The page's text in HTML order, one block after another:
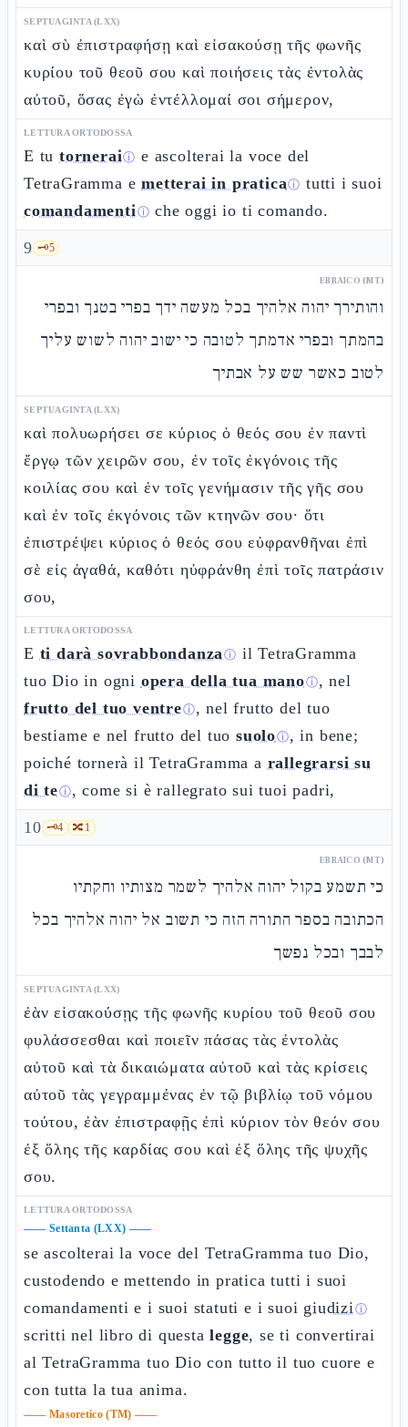
SEPTUAGINTA (LXX)
καὶ σὺ ἐπιστραφήσῃ καὶ εἰσακούσῃ τῆς φωνῆς
κυρίου τοῦ θεοῦ σου καὶ ποιήσεις τὰς ἐντολὰς
αὐτοῦ, ὅσας ἐγὼ ἐντέλλομαί σοι σήμερον,
LETTURA ORTODOSSA
E tu torneraiⓘ e ascolterai la voce del
TetraGramma emetterai in praticaⓘ tutti i suoi
comandamentiⓘ che oggi io ti comando.
9 🗝️5
EBRAICO (MT)
והותירך יהוה אלהיך בכל מעשה ידך בפרי בטנך ובפרי
בהמתך ובפרי אדמתך לטובה כי ישוב יהוה לשוש עליך
לטוב כאשר שש על אבתיך
SEPTUAGINTA (LXX)
καὶ πολυωρήσει σε κύριος ὁ θεός σου ἐν παντὶ
ἔργῳ τῶν χειρῶν σου, ἐν τοῖς ἐκγόνοις τῆς
κοιλίας σου καὶ ἐν τοῖς γενήμασιν τῆς γῆς σου
καὶ ἐν τοῖς ἐκγόνοις τῶν κτηνῶν σου· ὅτι
ἐπιστρέψει κύριος ὁ θεός σου εὐφρανθῆναι ἐπὶ
σὲ εἰς ἀγαθά, καθότι ηὐφράνθη ἐπὶ τοῖς πατράσιν
σου,
LETTURA ORTODOSSA
E ti darà sovrabbondanzaⓘ il TetraGramma
tuo Dio in ogni opera della tua manoⓘ, nel
frutto del tuo ventreⓘ, nel frutto del tuo
bestiame e nel frutto del tuosuoloⓘ, in bene;
poiché tornerà il TetraGramma a rallegrarsi su
di teⓘ, come si è rallegrato sui tuoi padri,
10 🗝️4 🔀1
EBRAICO (MT)
כי תשמע בקול יהוה אלהיך לשמר מצותיו וחקתיו
הכתובה בספר התורה הזה כי תשוב אל יהוה אלהיך בכל
לבבך ובכל נפשך
SEPTUAGINTA (LXX)
ἐὰν εἰσακούσῃς τῆς φωνῆς κυρίου τοῦ θεοῦ σου
φυλάσσεσθαι καὶ ποιεῖν πάσας τὰς ἐντολὰς
αὐτοῦ καὶ τὰ δικαιώματα αὐτοῦ καὶ τὰς κρίσεις
αὐτοῦ τὰς γεγραμμένας ἐν τῷ βιβλίῳ τοῦ νόμου
τούτου, ἐὰν ἐπιστραφῇς ἐπὶ κύριον τὸν θεόν σου
ἐξ ὅλης τῆς καρδίας σου καὶ ἐξ ὅλης τῆς ψυχῆς
σου.
LETTURA ORTODOSSA
—— Settanta (LXX) ——
se ascolterai la voce del TetraGramma tuo Dio,
custodendo e mettendo in pratica tutti i suoi
comandamenti e i suoi statuti e i suoi giudiziⓘ
scritti nel libro di questalegge, se ti convertirai
al TetraGramma tuo Dio con tutto il tuo cuore e
con tutta la tua anima.
—— Masoretico (TM) ——